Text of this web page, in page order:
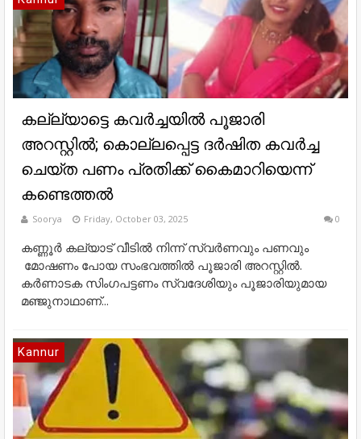
കല്ല്യാട്ടെ കവർച്ചയിൽ പൂജാരി
അറസ്റ്റില്‍; കൊല്ലപ്പെട്ട ദർഷിത കവർച്ച
ചെയ്ത പണം പ്രതിക്ക് കൈമാറിയെന്ന്
കണ്ടെത്തൽ
Soorya Friday, October 03, 2025 0
കണ്ണൂർ കല്യാട് വീടില്‍ നിന്ന് സ്വര്‍ണവും പണവും
മോഷണം പോയ സംഭവത്തിൽ പൂജാരി അറസ്റ്റില്‍.
കർണാടക സിംഗപട്ടണം സ്വദേശിയും പൂജാരിയുമായ
മഞ്ജുനാഥാണ്...
Kannur